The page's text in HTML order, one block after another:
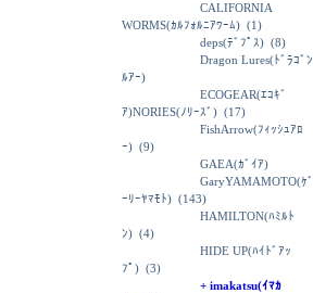
CALIFORNIA
WORMS(ｶﾙﾌｫﾙﾆｱﾜｰﾑ) (1)
deps(ﾃﾞﾌﾟｽ) (8)
Dragon Lures(ﾄﾞﾗｺﾞﾝ
ﾙｱｰ)
ECOGEAR(ｴｺｷﾞ
ｱ)NORIES(ﾉﾘｰｽﾞ) (17)
FishArrow(ﾌｨｯｼｭｱﾛ
ｰ) (9)
GAEA(ｶﾞｲｱ)
GaryYAMAMOTO(ｹﾞ
ｰﾘｰﾔﾏﾓﾄ) (143)
HAMILTON(ﾊﾐﾙﾄ
ﾝ) (4)
HIDE UP(ﾊｲﾄﾞｱｯ
ﾌﾟ) (3)
+ imakatsu(ｲﾏｶ